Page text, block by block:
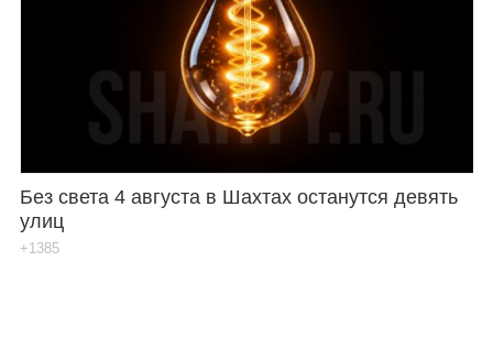
Без света 4 августа в Шахтах останутся девять
улиц
+1385